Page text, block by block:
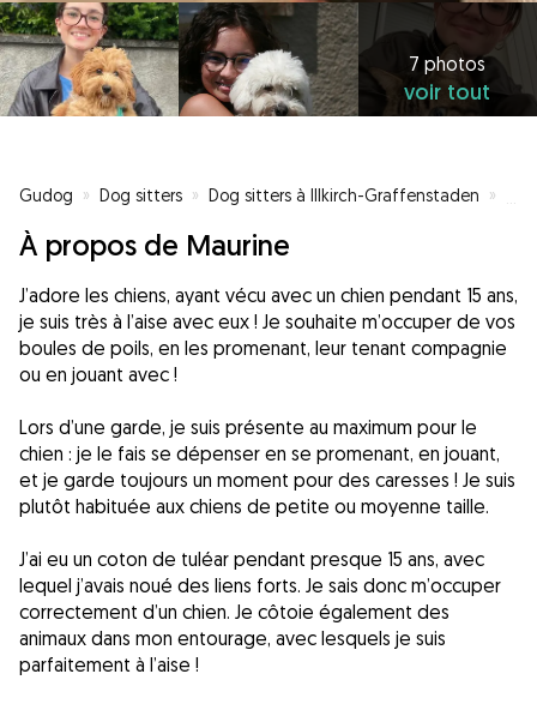
7 photos
voir tout
Gudog » Dog sitters » Dog sitters à Illkirch-Graffenstaden »
À propos de Maurine
J’adore les chiens, ayant vécu avec un chien pendant 15 ans,
je suis très à l’aise avec eux ! Je souhaite m’occuper de vos
boules de poils, en les promenant, leur tenant compagnie
ou en jouant avec !
Lors d’une garde, je suis présente au maximum pour le
chien : je le fais se dépenser en se promenant, en jouant,
et je garde toujours un moment pour des caresses ! Je suis
plutôt habituée aux chiens de petite ou moyenne taille.
J’ai eu un coton de tuléar pendant presque 15 ans, avec
lequel j’avais noué des liens forts. Je sais donc m’occuper
correctement d’un chien. Je côtoie également des
animaux dans mon entourage, avec lesquels je suis
parfaitement à l’aise !